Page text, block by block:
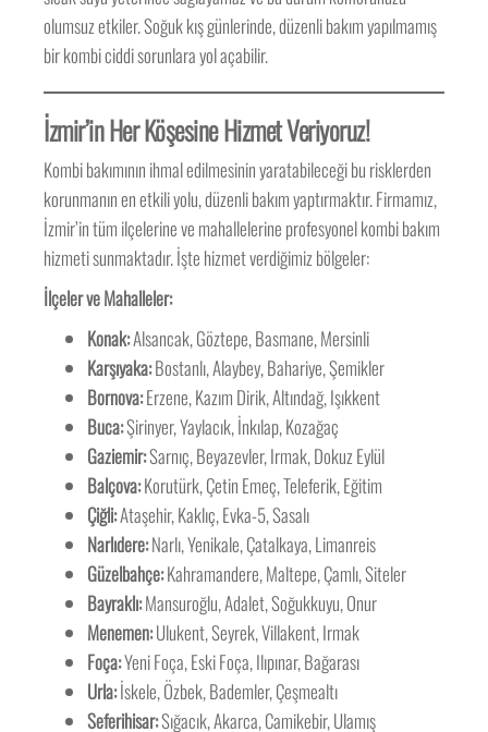
olumsuz etkiler. Soğuk kış günlerinde, düzenli bakım yapılmamış
bir kombi ciddi sorunlara yol açabilir.
İzmir’in Her Köşesine Hizmet Veriyoruz!
Kombi bakımının ihmal edilmesinin yaratabileceği bu risklerden
korunmanın en etkili yolu, düzenli bakım yaptırmaktır. Firmamız,
İzmir’in tüm ilçelerine ve mahallelerine profesyonel kombi bakım
hizmeti sunmaktadır. İşte hizmet verdiğimiz bölgeler:
İlçeler ve Mahalleler:
Konak:Alsancak, Göztepe, Basmane, Mersinli
Karşıyaka:Bostanlı, Alaybey, Bahariye, Şemikler
Bornova:Erzene, Kazım Dirik, Altındağ, Işıkkent
Buca:Şirinyer, Yaylacık, İnkılap, Kozağaç
Gaziemir:Sarnıç, Beyazevler, Irmak, Dokuz Eylül
Balçova:Korutürk, Çetin Emeç, Teleferik, Eğitim
Çiğli:Ataşehir, Kaklıç, Evka-5, Sasalı
Narlıdere:Narlı, Yenikale, Çatalkaya, Limanreis
Güzelbahçe:Kahramandere, Maltepe, Çamlı, Siteler
Bayraklı:Mansuroğlu, Adalet, Soğukkuyu, Onur
Menemen:Ulukent, Seyrek, Villakent, Irmak
Foça:Yeni Foça, Eski Foça, Ilıpınar, Bağarası
Urla:İskele, Özbek, Bademler, Çeşmealtı
Seferihisar:Sığacık, Akarca, Camikebir, Ulamış